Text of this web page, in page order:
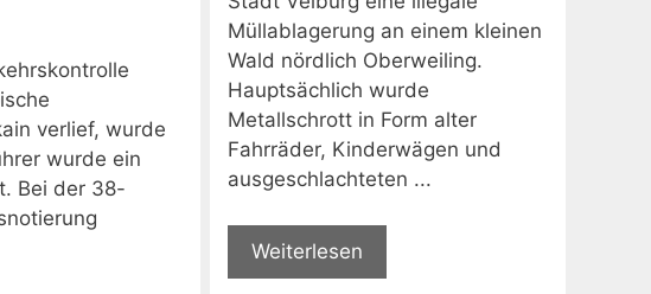
verlief, wurde
wurde ein
Bei der 38-
Müllablagerung an einem kleinen
Wald nördlich Oberweiling.
Hauptsächlich wurde
Metallschrott in Form alter
Fahrräder, Kinderwägen und
ausgeschlachteten ...
Weiterlesen